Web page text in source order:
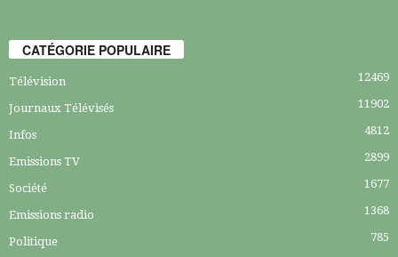
CATÉGORIE POPULAIRE
Télévision 12469
Journaux Télévisés 11902
Infos 4812
Emissions TV 2899
Société 1677
Emissions radio 1368
Politique 785